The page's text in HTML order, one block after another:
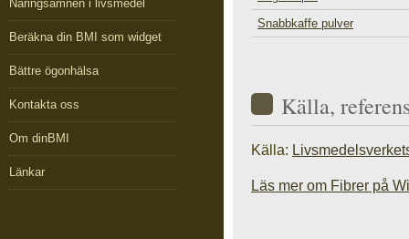
Näringsämnen i livsmedel
Beräkna din BMI som widget
Bättre ögonhälsa
Kontakta oss
Om dinBMI
Länkar
Snabbkaffe pulver
Källa,
Källa:
Läs mer om Fibrer på